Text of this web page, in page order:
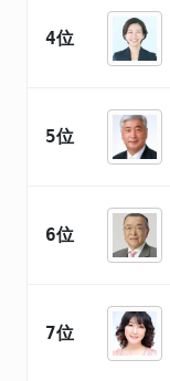
4位
5位
6位
7位